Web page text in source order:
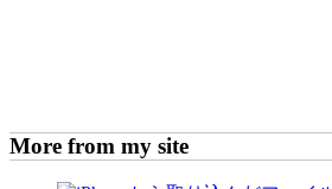
More from my site